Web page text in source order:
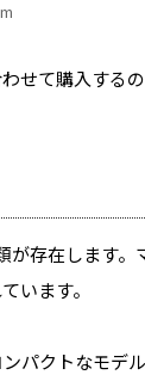
せて購入する
存在します。
います。
パクトなモデ